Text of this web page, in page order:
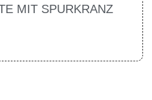
MIT SPURKRANZ